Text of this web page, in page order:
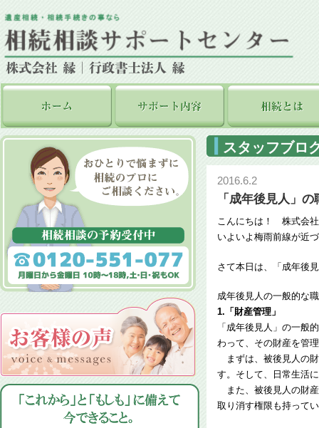
スタッフブロ
2016.6.2
「成年後見人」の
こんにちは！ 株式会
いよいよ梅雨前線が近
さて本日は、「成年後
成年後見人の一般的な
1.「財産管理」
「成年後見人」の一般
わって、その財産を管
まずは、被後見人の
す。そして、日常生活
また、被後見人の財
取り消す権限も持って